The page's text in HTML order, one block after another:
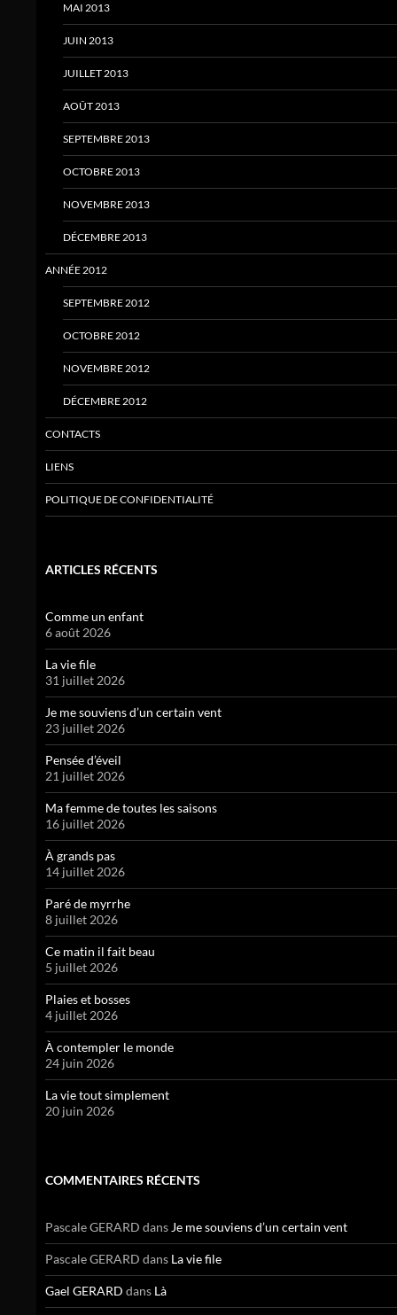
MAI 2013
JUIN 2013
JUILLET 2013
AOÛT 2013
SEPTEMBRE 2013
OCTOBRE 2013
NOVEMBRE 2013
DÉCEMBRE 2013
ANNÉE 2012
SEPTEMBRE 2012
OCTOBRE 2012
NOVEMBRE 2012
DÉCEMBRE 2012
CONTACTS
LIENS
POLITIQUE DE CONFIDENTIALITÉ
ARTICLES RÉCENTS
Comme un enfant
6 août 2026
La vie file
31 juillet 2026
Je me souviens d’un certain vent
23 juillet 2026
Pensée d’éveil
21 juillet 2026
Ma femme de toutes les saisons
16 juillet 2026
À grands pas
14 juillet 2026
Paré de myrrhe
8 juillet 2026
Ce matin il fait beau
5 juillet 2026
Plaies et bosses
4 juillet 2026
À contempler le monde
24 juin 2026
La vie tout simplement
20 juin 2026
COMMENTAIRES RÉCENTS
Pascale GERARD dans Je me souviens d’un certain vent
Pascale GERARD dans La vie file
Gael GERARD dans Là